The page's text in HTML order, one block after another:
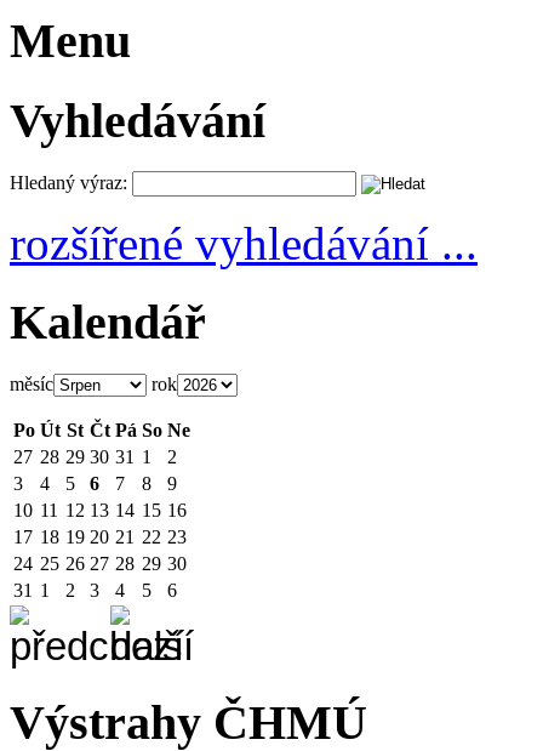
Menu
Vyhledávání
Hledaný výraz:
rozšířené vyhledávání ...
Kalendář
měsíc rok
Po Út St Čt Pá So Ne
27 28 29 30 31 1
2
3
4 5 6 7 8
9
10 11 12 13 14 15 16
17 18 19 20 21 22 23
24 25 26 27 28 29 30
31 1 2 3 4 5 6
Výstrahy ČHMÚ